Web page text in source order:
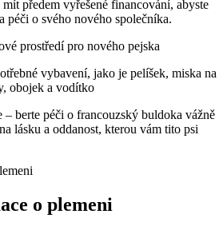
předem vyřešené financování, abyste
péči o svého nového společníka.
prostředí pro nového pejska
vybavení, jako je pelíšek, miska na
obojek a vodítko
– berte péči o francouzský buldoka vážně
lásku a oddanost, kterou vám tito psi
o plemeni